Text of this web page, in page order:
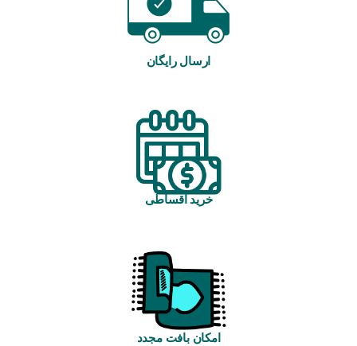
ارسال رایگان
خرید اقساطی
امکان بافت مجدد